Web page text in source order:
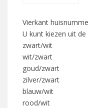
Vierkant
U kunt kiezen uit
zwart/wit
wit/zwart
goud/zwart
zilver/zwart
blauw/wit
rood/wit